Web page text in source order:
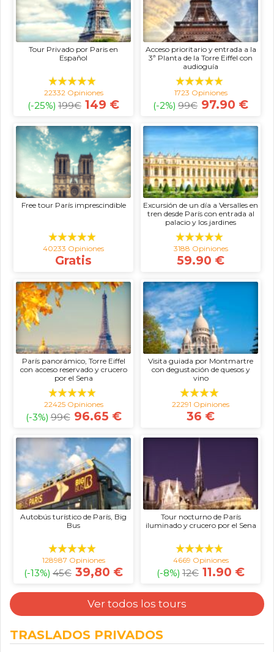
Tour Privado por Paris en
Español
22332 Opiniones
(-25%) 199€ 149 €
Acceso prioritario y entrada a la
3ª Planta de la Torre Eiffel con
audioguía
1723 Opiniones
(-2%) 99€ 97.90 €
Free tour París imprescindible
40233 Opiniones
Gratis
Excursión de un día a Versalles en
tren desde París con entrada al
palacio y los jardines
3188 Opiniones
59.90 €
París panorámico, Torre Eiffel
con acceso reservado y crucero
por el Sena
22425 Opiniones
(-3%) 99€ 96.65 €
Visita guiada por Montmartre
con degustación de quesos y
vino
22291 Opiniones
36 €
Autobús turístico de París, Big
Bus
128987 Opiniones
(-13%) 45€ 39,80 €
Tour nocturno de París
iluminado y crucero por el Sena
4669 Opiniones
(-8%) 12€ 11.90 €
Ver todos los tours
TRASLADOS PRIVADOS